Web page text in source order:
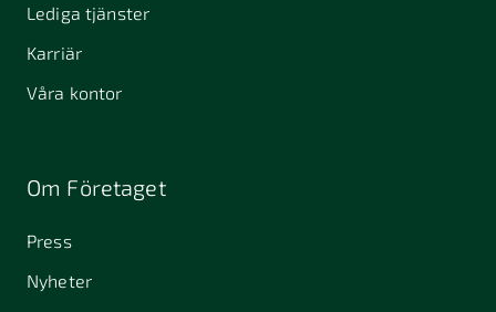
Lediga tjänster
Karriär
Våra kontor
Om Företaget
Press
Nyheter